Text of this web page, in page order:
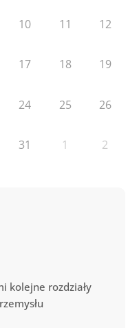
10 11 12
17 18 19
24 25 26
31 1 2
kolejne rozdziały